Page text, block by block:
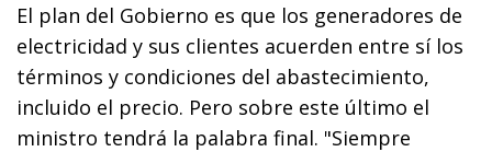
El plan del Gobierno es que los generadores de
electricidad y sus clientes acuerden entre sí los
términos y condiciones del abastecimiento,
incluido el precio. Pero sobre este último el
ministro tendrá la palabra final. "Siempre